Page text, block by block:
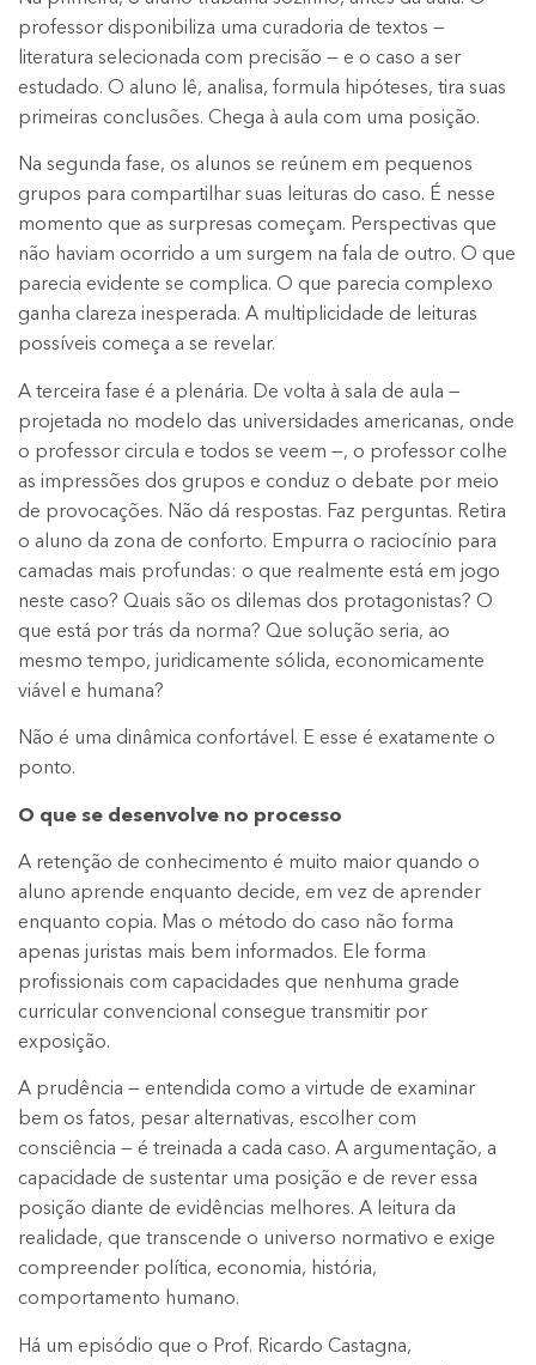
professor disponibiliza uma curadoria de textos —
literatura selecionada com precisão — e o caso a ser
estudado. O aluno lê, analisa, formula hipóteses, tira suas
primeiras conclusões. Chega à aula com uma posição.
Na segunda fase, os alunos se reúnem em pequenos
grupos para compartilhar suas leituras do caso. É nesse
momento que as surpresas começam. Perspectivas que
não haviam ocorrido a um surgem na fala de outro. O que
parecia evidente se complica. O que parecia complexo
ganha clareza inesperada. A multiplicidade de leituras
possíveis começa a se revelar.
A terceira fase é a plenária. De volta à sala de aula —
projetada no modelo das universidades americanas, onde
o professor circula e todos se veem —, o professor colhe
as impressões dos grupos e conduz o debate por meio
de provocações. Não dá respostas. Faz perguntas. Retira
o aluno da zona de conforto. Empurra o raciocínio para
camadas mais profundas: o que realmente está em jogo
neste caso? Quais são os dilemas dos protagonistas? O
que está por trás da norma? Que solução seria, ao
mesmo tempo, juridicamente sólida, economicamente
viável e humana?
Não é uma dinâmica confortável. E esse é exatamente o
ponto.
O que se desenvolve no processo
A retenção de conhecimento é muito maior quando o
aluno aprende enquanto decide, em vez de aprender
enquanto copia. Mas o método do caso não forma
apenas juristas mais bem informados. Ele forma
profissionais com capacidades que nenhuma grade
curricular convencional consegue transmitir por
exposição.
A prudência — entendida como a virtude de examinar
bem os fatos, pesar alternativas, escolher com
consciência — é treinada a cada caso. A argumentação, a
capacidade de sustentar uma posição e de rever essa
posição diante de evidências melhores. A leitura da
realidade, que transcende o universo normativo e exige
compreender política, economia, história,
comportamento humano.
Há um episódio que o Prof. Ricardo Castagna,